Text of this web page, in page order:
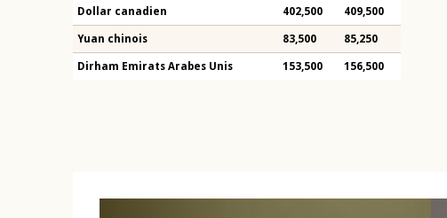
Dollar canadien 402,500 409,500
Yuan chinois 83,500 85,250
Dirham Emirats Arabes Unis 153,500 156,500